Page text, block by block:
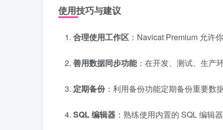
使用技巧与建议
合理使用工作区 ：Navicat Premium 允许
善用数据同步功能：在开发、测试、生产
定期备份：利用备份功能定期备份重要数
SQL 编辑器 ：熟练使用内置的 SQL 编辑